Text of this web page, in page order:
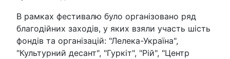
В рамках фестивалю було організовано ряд
благодійних заходів, у яких взяли участь шість
фондів та організацій: "Лелека-Україна",
"Культурний десант", "Гуркіт", "Рій", "Центр